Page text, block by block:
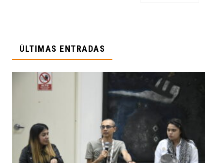
ÚLTIMAS ENTRADAS